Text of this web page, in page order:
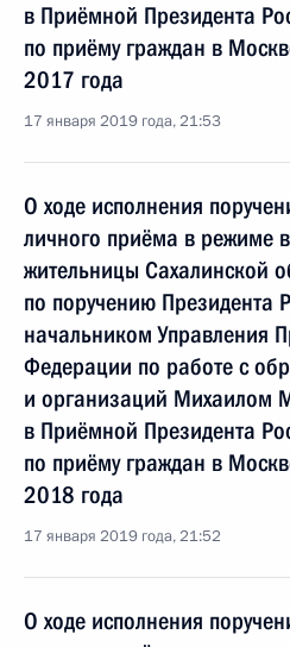
в Приёмной Президента
по приёму граждан в
2017 года
17 января 2019 года, 21:53
О ходе исполнения
личного приёма в режиме
жительницы Сахалинской
по поручению Президента
начальником Управления
Федерации по работе с
и организаций Михаилом
в Приёмной Президента
по приёму граждан в
2018 года
17 января 2019 года, 21:52
О ходе исполнения